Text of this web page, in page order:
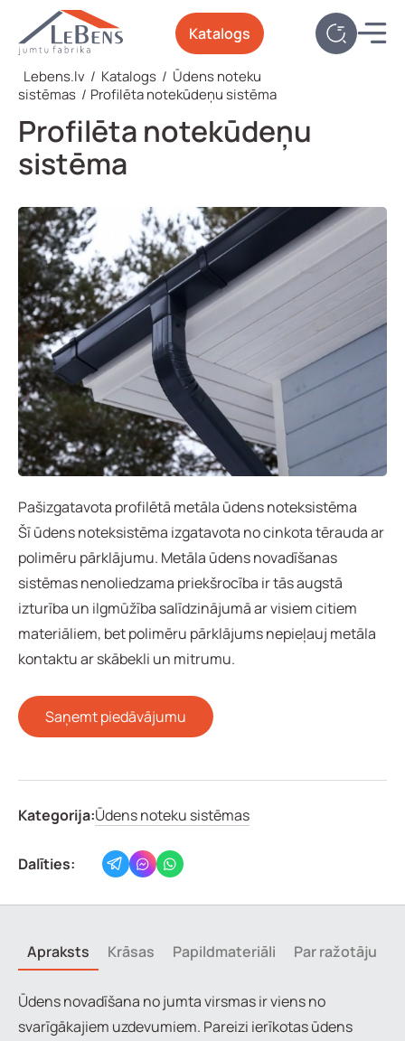
Katalogs
Lebens.lv / Katalogs / Ūdens noteku
sistēmas / Profilēta notekūdeņu sistēma
Profilēta notekūdeņu
sistēma
Pašizgatavota profilētā metāla ūdens noteksistēma
Šī ūdens noteksistēma izgatavota no cinkota tērauda ar
polimēru pārklājumu. Metāla ūdens novadīšanas
sistēmas nenoliedzama priekšrocība ir tās augstā
izturība un ilgmūžība salīdzinājumā ar visiem citiem
materiāliem, bet polimēru pārklājums nepieļauj metāla
kontaktu ar skābekli un mitrumu.
Saņemt piedāvājumu
Kategorija:Ūdens noteku sistēmas
Dalīties:
Apraksts Krāsas Papildmateriāli Par ražotāju
Ūdens novadīšana no jumta virsmas ir viens no
svarīgākajiem uzdevumiem. Pareizi ierīkotas ūdens